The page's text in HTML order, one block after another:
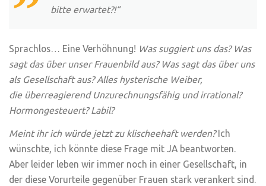
bitte erwartet?!“
Sprachlos… Eine Verhöhnung! Was suggiert uns das? Was
sagt das über unser Frauenbild aus? Was sagt das über uns
als Gesellschaft aus?Alles hysterische Weiber,
die überreagierend Unzurechnungsfähig und irrational?
Hormongesteuert? Labil?
Meint ihr ich würde jetzt zu klischeehaft werden?Ich
wünschte, ich könnte diese Frage mit JA beantworten.
Aber leider leben wir immer noch in einer Gesellschaft, in
der diese Vorurteile gegenüber Frauen stark verankert sind.